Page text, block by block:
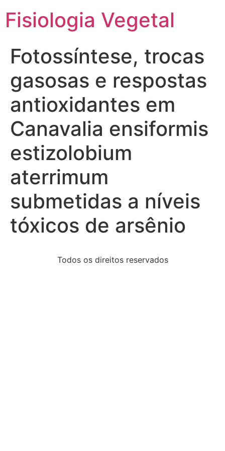
Fisiologia Vegetal
Fotossíntese, trocas
gasosas e respostas
antioxidantes em
Canavalia ensiformis
estizolobium
aterrimum
submetidas a níveis
tóxicos de arsênio
Todos os direitos reservados